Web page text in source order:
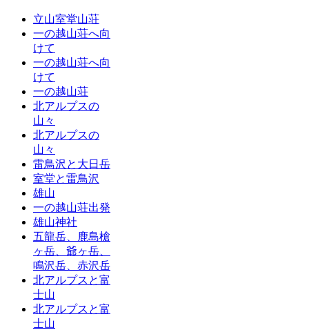
立山室堂山荘
一の越山荘へ向
けて
一の越山荘へ向
けて
一の越山荘
北アルプスの
山々
北アルプスの
山々
雷鳥沢と大日岳
室堂と雷鳥沢
雄山
一の越山荘出発
雄山神社
五龍岳、鹿島槍
ヶ岳、爺ヶ岳、
鳴沢岳、赤沢岳
北アルプスと富
士山
北アルプスと富
士山